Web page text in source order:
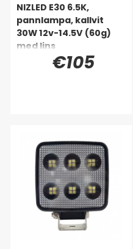
NIZLED E30 6.5K,
pannlampa, kallvit
30W 12v-14.5V (60g)
med lins
€105